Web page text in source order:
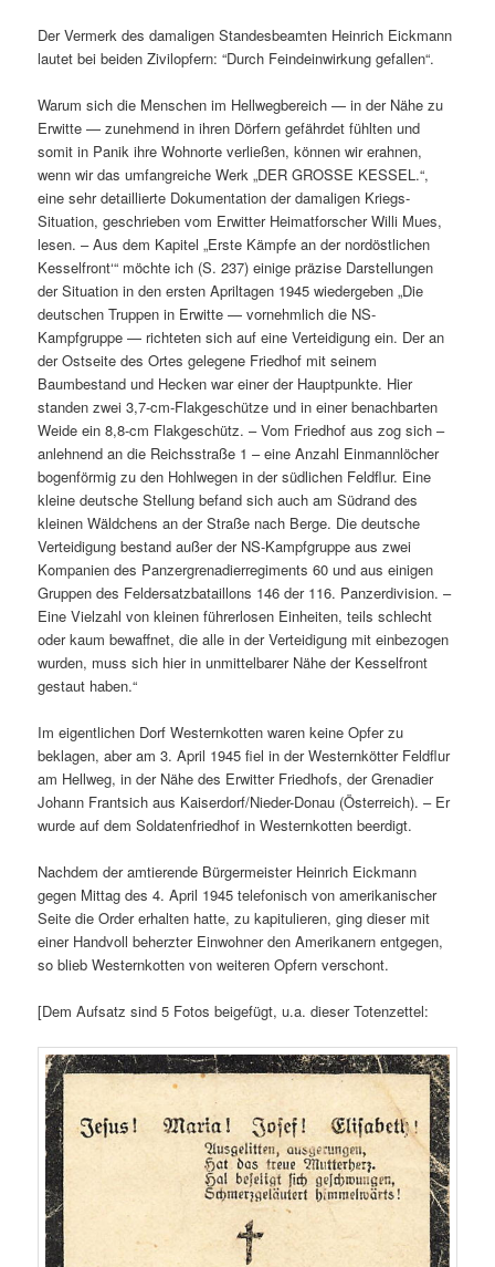
Der Vermerk des damaligen Standesbeamten Heinrich Eickmann
lautet bei beiden Zivilopfern: “Durch Feindeinwirkung gefallen“.
Warum sich die Menschen im Hellwegbereich — in der Nähe zu
Erwitte — zunehmend in ihren Dörfern gefährdet fühlten und
somit in Panik ihre Wohnorte verließen, können wir erahnen,
wenn wir das umfangreiche Werk „DER GROSSE KESSEL.“,
eine sehr detaillierte Dokumentation der damaligen Kriegs-
Situation, geschrieben vom Erwitter Heimatforscher Willi Mues,
lesen. – Aus dem Kapitel „Erste Kämpfe an der nordöstlichen
Kesselfront‘“ möchte ich (S. 237) einige präzise Darstellungen
der Situation in den ersten Apriltagen 1945 wiedergeben „Die
deutschen Truppen in Erwitte — vornehmlich die NS-
Kampfgruppe — richteten sich auf eine Verteidigung ein. Der an
der Ostseite des Ortes gelegene Friedhof mit seinem
Baumbestand und Hecken war einer der Hauptpunkte. Hier
standen zwei 3,7-cm-Flakgeschütze und in einer benachbarten
Weide ein 8,8-cm Flakgeschütz. – Vom Friedhof aus zog sich –
anlehnend an die Reichsstraße 1 – eine Anzahl Einmannlöcher
bogenförmig zu den Hohlwegen in der südlichen Feldflur. Eine
kleine deutsche Stellung befand sich auch am Südrand des
kleinen Wäldchens an der Straße nach Berge. Die deutsche
Verteidigung bestand außer der NS-Kampfgruppe aus zwei
Kompanien des Panzergrenadierregiments 60 und aus einigen
Gruppen des Feldersatzbataillons 146 der 116. Panzerdivision. –
Eine Vielzahl von kleinen führerlosen Einheiten, teils schlecht
oder kaum bewaffnet, die alle in der Verteidigung mit einbezogen
wurden, muss sich hier in unmittelbarer Nähe der Kesselfront
gestaut haben.“
Im eigentlichen Dorf Westernkotten waren keine Opfer zu
beklagen, aber am 3. April 1945 fiel in der Westernkötter Feldflur
am Hellweg, in der Nähe des Erwitter Friedhofs, der Grenadier
Johann Frantsich aus Kaiserdorf/Nieder-Donau (Österreich). – Er
wurde auf dem Soldatenfriedhof in Westernkotten beerdigt.
Nachdem der amtierende Bürgermeister Heinrich Eickmann
gegen Mittag des 4. April 1945 telefonisch von amerikanischer
Seite die Order erhalten hatte, zu kapitulieren, ging dieser mit
einer Handvoll beherzter Einwohner den Amerikanern entgegen,
so blieb Westernkotten von weiteren Opfern verschont.
[Dem Aufsatz sind 5 Fotos beigefügt, u.a. dieser Totenzettel: